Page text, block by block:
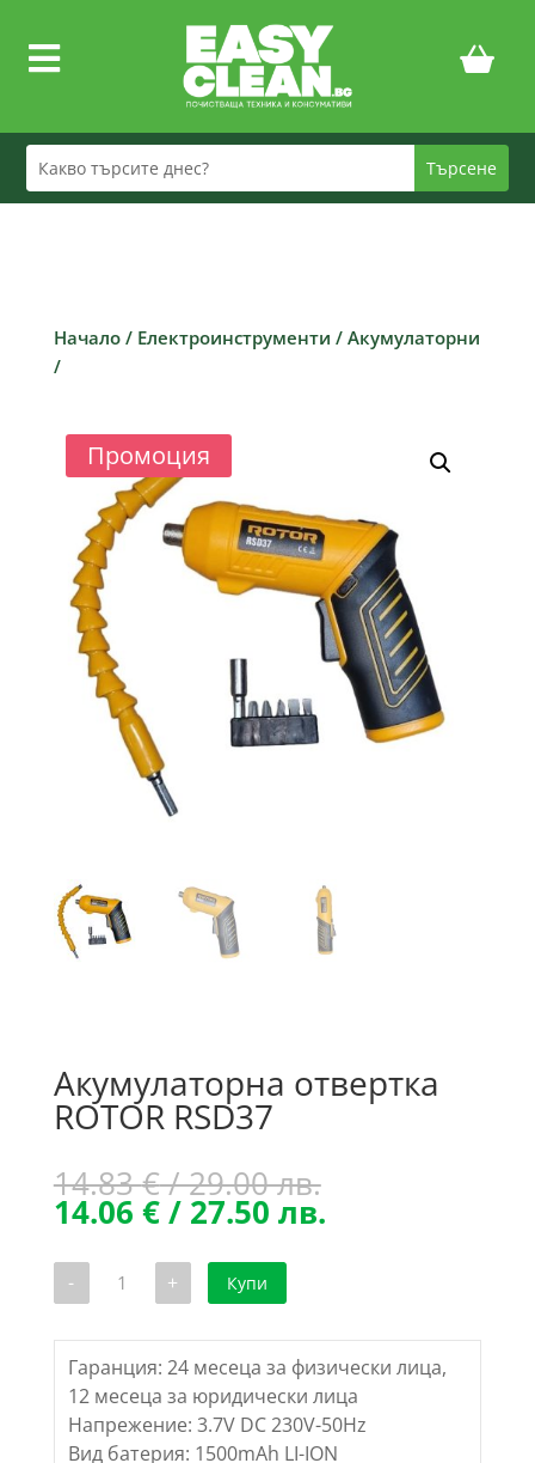

Начало/ Електроинструменти / Акумулаторни
/
Промоция
Акумулаторна отвертка
ROTOR RSD37
14.83€/ 29.00 лв.Original
price
was:
14.06 €/ 27.50 лв.Текущата
цена
27.50 лв..
- количество
Акумулаторна
ROTOR
RSD37
+ Купи
Гаранция: 24 месеца за физически лица,
12 месеца за юридически лица
Напрежение: 3.7V DC 230V-50Hz
Вид батерия: 1500mAh LI-ION